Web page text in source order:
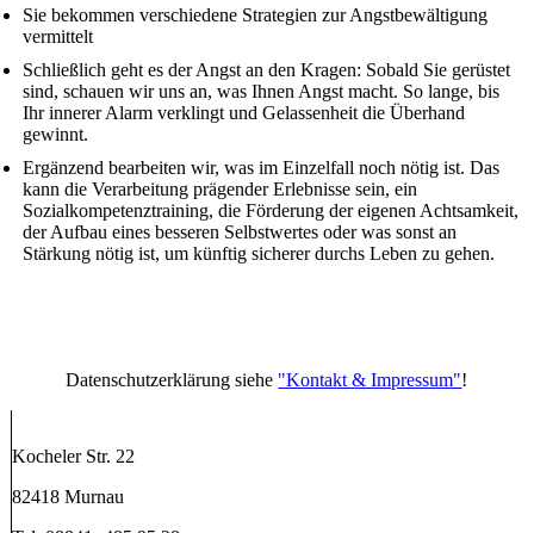
Sie bekommen verschiedene Strategien zur Angstbewältigung
vermittelt
Schließlich geht es der Angst an den Kragen: Sobald Sie gerüstet
sind, schauen wir uns an, was Ihnen Angst macht. So lange, bis
Ihr innerer Alarm verklingt und Gelassenheit die Überhand
gewinnt.
Ergänzend bearbeiten wir, was im Einzelfall noch nötig ist. Das
kann die Verarbeitung prägender Erlebnisse sein, ein
Sozialkompetenztraining, die Förderung der eigenen Achtsamkeit,
der Aufbau eines besseren Selbstwertes oder was sonst an
Stärkung nötig ist, um künftig sicherer durchs Leben zu gehen.
Datenschutzerklärung siehe "Kontakt & Impressum"!
Kocheler Str. 22
82418 Murnau